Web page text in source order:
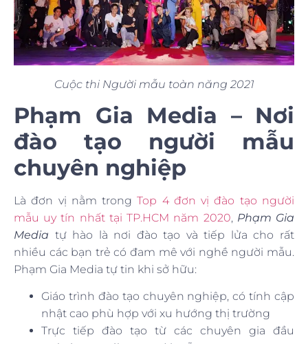
Cuộc thi Người mẫu toàn năng 2021
Phạm Gia Media – Nơi
đào tạo người mẫu
chuyên nghiệp
Là đơn vị nằm trongTop 4 đơn vị đào tạo người
mẫu uy tín nhất tại TP.HCM năm 2020, Phạm Gia
Media tự hào là nơi đào tạo và tiếp lửa cho rất
nhiều các bạn trẻ có đam mê với nghề người mẫu.
Phạm Gia Media tự tin khi sở hữu:
Giáo trình đào tạo chuyên nghiệp, có tính cập
nhật cao phù hợp với xu hướng thị trường
Trực tiếp đào tạo từ các chuyên gia đầu